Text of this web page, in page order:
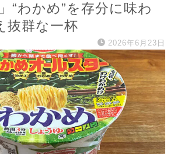
“わかめ”を存分に味わ
抜群な一杯
2026年6月23日